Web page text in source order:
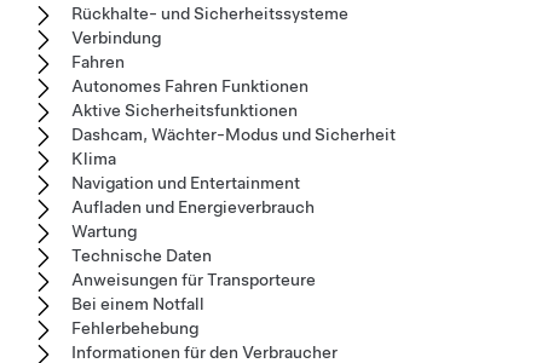
Rückhalte- und Sicherheitssysteme
Verbindung
Fahren
Autonomes Fahren Funktionen
Aktive Sicherheitsfunktionen
Dashcam, Wächter-Modus und Sicherheit
Klima
Navigation und Entertainment
Aufladen und Energieverbrauch
Wartung
Technische Daten
Anweisungen für Transporteure
Bei einem Notfall
Fehlerbehebung
Informationen für den Verbraucher